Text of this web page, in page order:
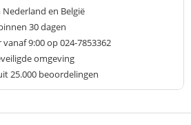
en België
30 dagen
9:00 op 024-7853362
omgeving
25.000 beoordelingen